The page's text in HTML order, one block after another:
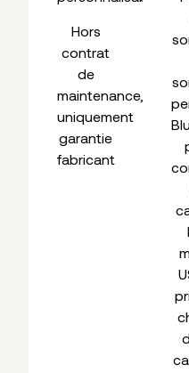
Hors
contrat
de
maintenance,
uniquement
garantie
fabricant